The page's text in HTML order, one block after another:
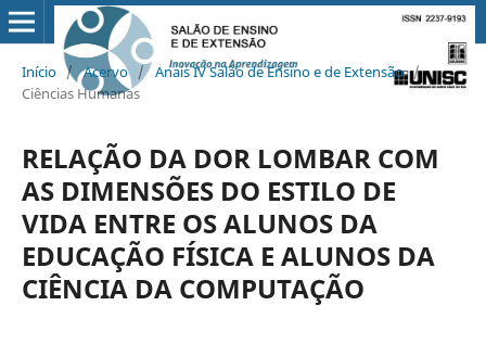
Início / Acervo / Anais IV Salão de Ensino e de Extensão /
Ciências Humanas
RELAÇÃO DA DOR LOMBAR COM
AS DIMENSÕES DO ESTILO DE
VIDA ENTRE OS ALUNOS DA
EDUCAÇÃO FÍSICA E ALUNOS DA
CIÊNCIA DA COMPUTAÇÃO